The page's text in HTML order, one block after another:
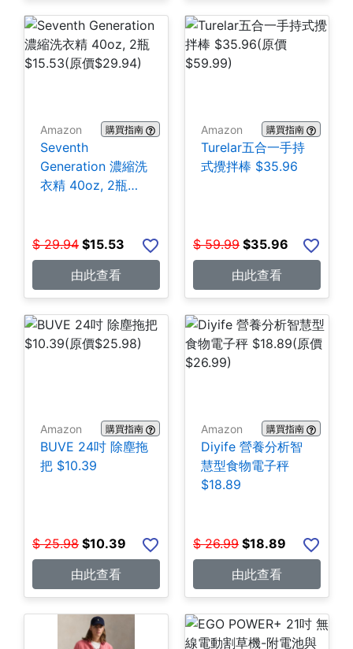
Amazon 購買指南
Seventh
Generation 濃縮洗
衣精 40oz, 2瓶
$ 29.94 $15.53
由此查看
Amazon 購買指南
Turelar五合一手持
式攪拌棒 $35.96
$ 59.99 $35.96
由此查看
Amazon 購買指南
BUVE 24吋 除塵拖
把 $10.39
$ 25.98 $10.39
由此查看
Amazon 購買指南
Diyife 營養分析智
慧型食物電子秤
$18.89
$ 26.99 $18.89
由此查看